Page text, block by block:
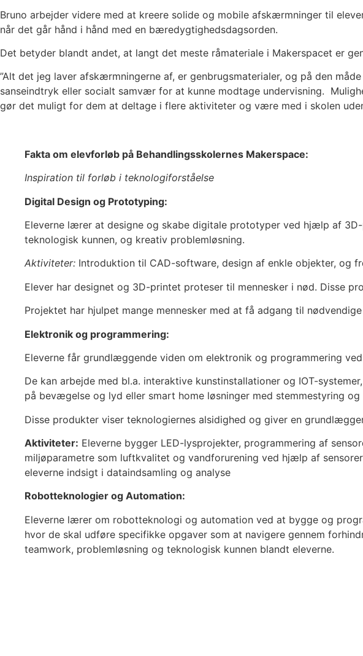
Bruno arbejder videre med at kreere solide og mobile afskærmninger til
når det går hånd i hånd med en bæredygtighedsdagsorden.
Det betyder blandt andet, at langt det meste råmateriale i Makerspacet er
”Alt det jeg laver afskærmningerne af, er genbrugsmaterialer, og på den
sanseindtryk eller socialt samvær for at kunne modtage undervisning.
gør det muligt for dem at deltage i flere aktiviteter og være med i skolen
Fakta om elevforløb på Behandlingsskolernes Makerspace:
Inspiration til forløb i teknologiforståelse
Digital Design og Prototyping:
Eleverne lærer at designe og skabe digitale prototyper ved hjælp af
teknologisk kunnen, og kreativ problemløsning.
Aktiviteter: Introduktion til CAD-software, design af enkle objekter, og
Elever har designet og 3D-printet proteser til mennesker i nød. Disse
Projektet har hjulpet mange mennesker med at få adgang til
Elektronik og programmering:
Eleverne får grundlæggende viden om elektronik og programmering
De kan arbejde med bl.a. interaktive kunstinstallationer og IOT-
på bevægelse og lyd eller smart home løsninger med stemmestyring og
Disse produkter viser teknologiernes alsidighed og giver en
Aktiviteter: Eleverne bygger LED-lysprojekter, programmering af
miljøparametre som luftkvalitet og vandforurening ved hjælp af
eleverne indsigt i dataindsamling og analyse
Robotteknologier og Automation:
Eleverne lærer om robotteknologi og automation ved at bygge og
hvor de skal udføre specifikke opgaver som at navigere gennem
teamwork, problemløsning og teknologisk kunnen blandt eleverne.